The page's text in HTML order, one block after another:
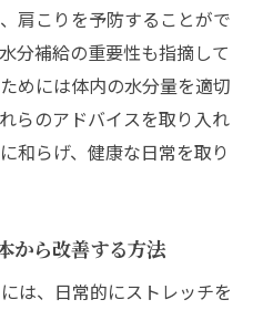
肩こりを予防することがで
分補給の重要性も指摘して
めには体内の水分量を適切
らのアドバイスを取り入れ
和らげ、健康な日常を取り
から改善する方法
は、日常的にストレッチを